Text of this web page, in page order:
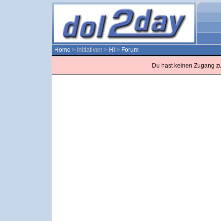
Home > Initiativen > HI > Forum
Du hast keinen Zugang